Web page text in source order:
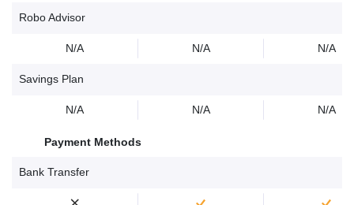
Robo Advisor
N/A N/A N/A
Savings Plan
N/A N/A N/A
Payment Methods
Bank Transfer